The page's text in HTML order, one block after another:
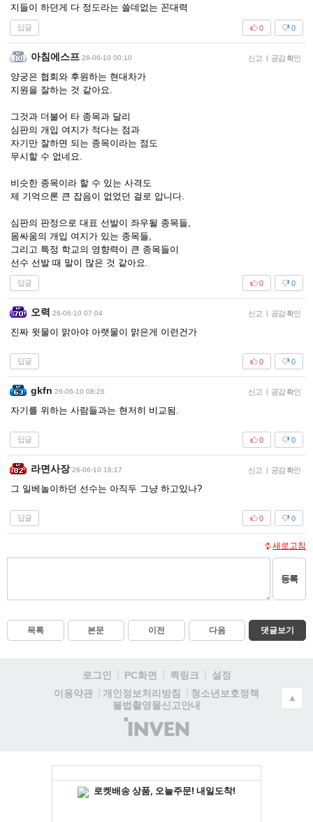
지들이 하던게 다 정도라는 쓸데없는 꼰대력
답글 0
0
아침에스프 26-06-10 00:10 신고 | 공감 확인
양궁은 협회와 후원하는 현대차가
지원을 잘하는 것 같아요.
그것과 더불어 타 종목과 달리
심판의 개입 여지가 적다는 점과
자기만 잘하면 되는 종목이라는 점도
무시할 수 없네요.
비슷한 종목이라 할 수 있는 사격도
제 기억으론 큰 잡음이 없었던 걸로 압니다.
심판의 판정으로 대표 선발이 좌우될 종목들,
몸싸움의 개입 여지가 있는 종목들,
그리고 특정 학교의 영향력이 큰 종목들이
선수 선발 때 말이 많은 것 같아요.
답글 0
0
오력 26-06-10 07:04 신고 | 공감 확인
진짜 윗물이 맑아야 아랫물이 맑은게 이런건가
답글 0
0
gkfn 26-06-10 08:26 신고 | 공감 확인
자기를 위하는 사람들과는 현저히 비교됨.
답글 0
0
라면사장 26-06-10 16:17 신고 | 공감 확인
그 일베놀이하던 선수는 아직두 그냥 하고있나?
답글 0
0
새로고침
등록
목록 본문 이전 다음 댓글보기
로그인 PC화면 퀵링크
설정
이용약관
개인정보처리방침
청소년보호정책
불법촬영물신고안내
(주)
인
▲